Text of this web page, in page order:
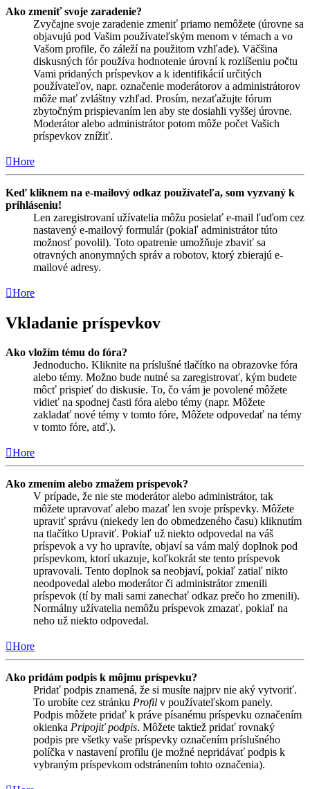
Ako zmeniť svoje zaradenie?
Zvyčajne svoje zaradenie zmeniť priamo nemôžete (úrovne sa
objavujú pod Vašim používateľským menom v témach a vo
Vašom profile, čo záleží na použitom vzhľade). Väčšina
diskusných fór používa hodnotenie úrovní k rozlíšeniu počtu
Vami pridaných príspevkov a k identifikácií určitých
používateľov, napr. označenie moderátorov a administrátorov
môže mať zvláštny vzhľad. Prosím, nezaťažujte fórum
zbytočným prispievaním len aby ste dosiahli vyššej úrovne.
Moderátor alebo administrátor potom môže počet Vašich
príspevkov znížiť.
Hore
Keď kliknem na e-mailový odkaz používateľa, som vyzvaný k
prihláseniu!
Len zaregistrovaní užívatelia môžu posielať e-mail ľuďom cez
nastavený e-mailový formulár (pokiaľ administrátor túto
možnosť povolil). Toto opatrenie umožňuje zbaviť sa
otravných anonymných správ a robotov, ktorý zbierajú e-
mailové adresy.
Hore
Vkladanie príspevkov
Ako vložím tému do fóra?
Jednoducho. Kliknite na príslušné tlačítko na obrazovke fóra
alebo témy. Možno bude nutné sa zaregistrovať, kým budete
môcť prispieť do diskusie. To, čo vám je povolené môžete
vidieť na spodnej časti fóra alebo témy (napr. Môžete
zakladať nové témy v tomto fóre, Môžete odpovedať na témy
v tomto fóre, atď.).
Hore
Ako zmením alebo zmažem príspevok?
V prípade, že nie ste moderátor alebo administrátor, tak
môžete upravovať alebo mazať len svoje príspevky. Môžete
upraviť správu (niekedy len do obmedzeného času) kliknutím
na tlačítko Upraviť. Pokiaľ už niekto odpovedal na váš
príspevok a vy ho upravíte, objaví sa vám malý doplnok pod
príspevkom, ktorí ukazuje, koľkokrát ste tento príspevok
upravovali. Tento doplnok sa neobjaví, pokiaľ zatiaľ nikto
neodpovedal alebo moderátor či administrátor zmenili
príspevok (tí by mali sami zanechať odkaz prečo ho zmenili).
Normálny užívatelia nemôžu príspevok zmazať, pokiaľ na
neho už niekto odpovedal.
Hore
Ako pridám podpis k môjmu príspevku?
Pridať podpis znamená, že si musíte najprv nie aký vytvoriť.
To urobíte cez stránku Profil v používateľskom panely.
Podpis môžete pridať k práve písanému príspevku označením
okienka Pripojiť podpis. Môžete taktiež pridať rovnaký
podpis pre všetky vaše príspevky označením príslušného
políčka v nastavení profilu (je možné nepridávať podpis k
vybraným príspevkom odstránením tohto označenia).